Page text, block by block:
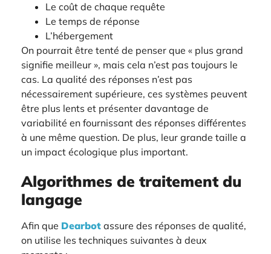
Le coût de chaque requête
Le temps de réponse
L’hébergement
On pourrait être tenté de penser que « plus grand
signifie meilleur », mais cela n’est pas toujours le
cas. La qualité des réponses n’est pas
nécessairement supérieure, ces systèmes peuvent
être plus lents et présenter davantage de
variabilité en fournissant des réponses différentes
à une même question. De plus, leur grande taille a
un impact écologique plus important.
Algorithmes de traitement du
langage
Afin que Dearbot assure des réponses de qualité,
on utilise les techniques suivantes à deux